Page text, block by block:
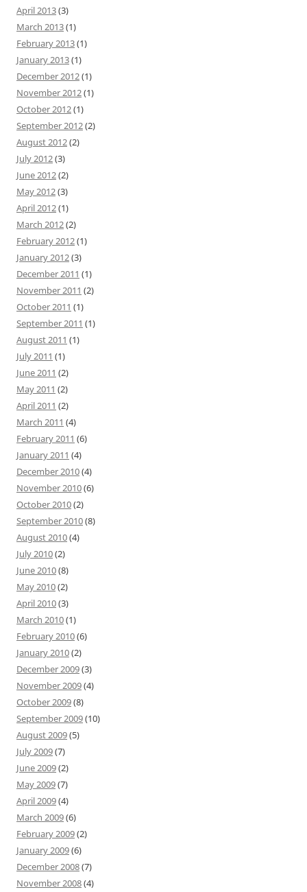
April 2013(3)
March 2013(1)
February 2013(1)
January 2013(1)
December 2012(1)
November 2012(1)
October 2012(1)
September 2012(2)
August 2012(2)
July 2012(3)
June 2012(2)
May 2012(3)
April 2012(1)
March 2012(2)
February 2012(1)
January 2012(3)
December 2011 (1)
November 2011 (2)
October 2011 (1)
September 2011 (1)
August 2011 (1)
July 2011 (1)
June 2011 (2)
May 2011 (2)
April 2011 (2)
March 2011 (4)
February 2011 (6)
January 2011 (4)
December 2010(4)
November 2010(6)
October 2010(2)
September 2010(8)
August 2010(4)
July 2010(2)
June 2010(8)
May 2010(2)
April 2010(3)
March 2010(1)
February 2010(6)
January 2010(2)
December 2009(3)
November 2009(4)
October 2009(8)
September 2009(10)
August 2009(5)
July 2009(7)
June 2009(2)
May 2009(7)
April 2009(4)
March 2009(6)
February 2009(2)
January 2009(6)
December 2008(7)
November 2008(4)